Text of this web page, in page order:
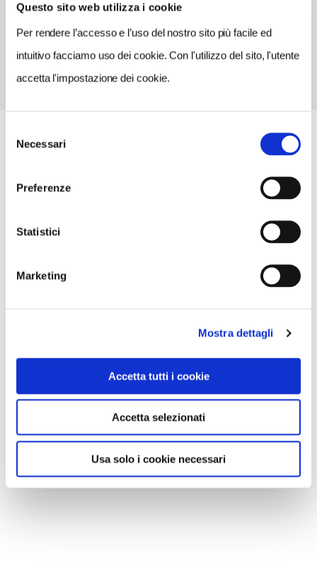
Questo sito web utilizza i cookie
Per rendere l’accesso e l’uso del nostro sito più facile ed
intuitivo facciamo uso dei cookie. Con l'utilizzo del sito, l'utente
accetta l'impostazione dei cookie.
delNecessari
Preferenze
Statistici
Marketing
Mostra dettagli
Accetta tutti i cookie
Accetta selezionati
Usa solo i cookie necessari
TELEFONO
049793451